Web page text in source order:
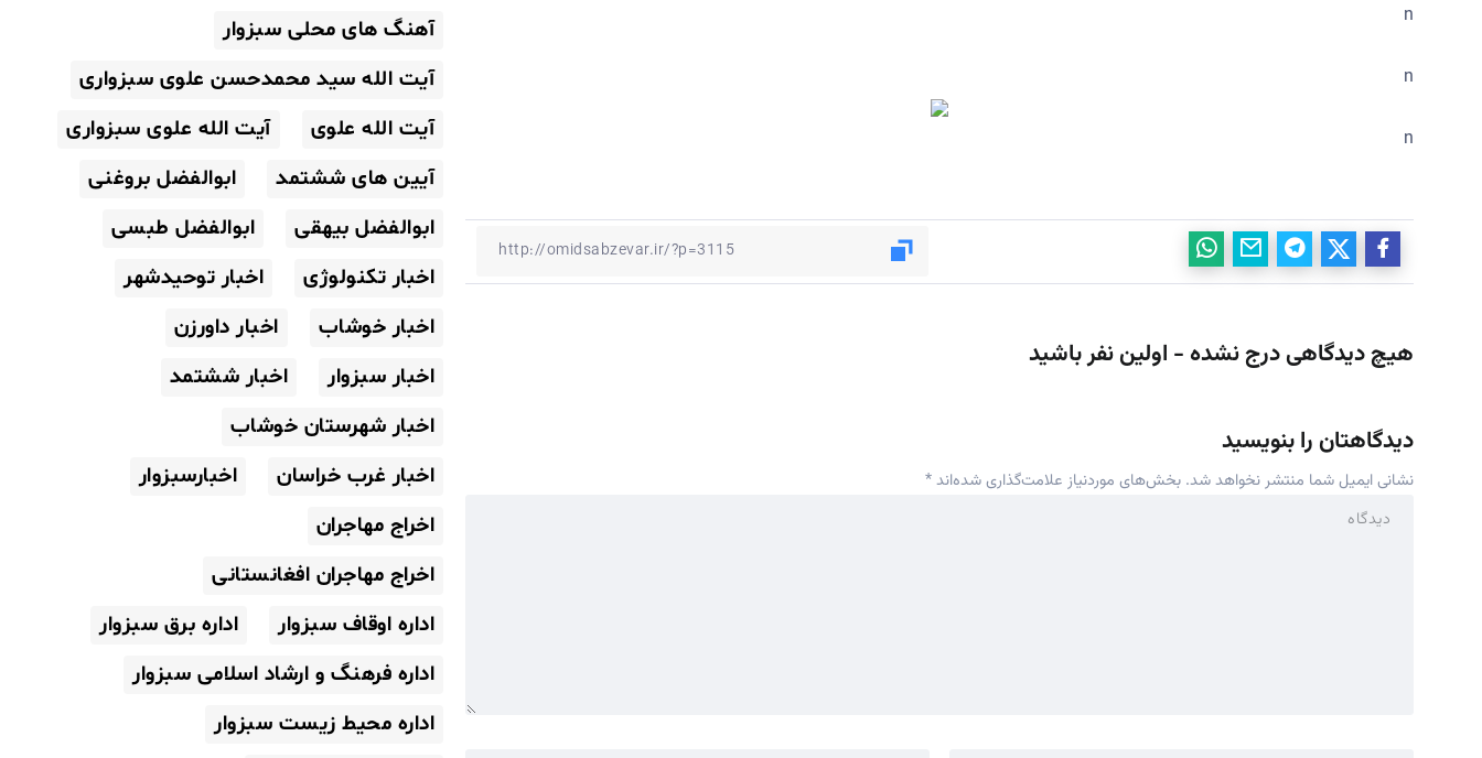
n
n
n
هیچ دیدگاهی درج نشده - اولین نفر باشید
دیدگاهتان را بنویسید
نشانی ایمیل شما منتشر نخواهد شد. بخش‌های موردنیاز علامت‌گذاری شده‌اند*
آهنگ های محلی سبزوار
آیت الله سید محمدحسن علوی سبزواری
آیت الله علوی
آیت الله علوی سبزواری
آیین های ششتمد
ابوالفضل بروغنی
ابوالفضل بیهقی
ابوالفضل طبسی
اخبار تکنولوژی
اخبار توحیدشهر
اخبار خوشاب
اخبار داورزن
اخبار سبزوار
اخبار ششتمد
اخبار شهرستان خوشاب
اخبار غرب خراسان
اخبارسبزوار
اخراج مهاجران
اخراج مهاجران افغانستانی
اداره اوقاف سبزوار
اداره برق سبزوار
اداره فرهنگ و ارشاد اسلامی سبزوار
اداره محیط زیست سبزوار